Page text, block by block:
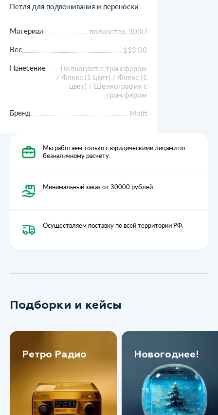
Мы работаем только с юридическими лицами по
безналичному расчету.
Минимальный заказ от 30000 рублей
Осуществляем поставку по всей территории РФ.
Петля для подвешивания и переноски
Материал
полиэстер, 300D
Вес
113.00
Нанесение
Полноцвет с трансфером
/ Флекс (1 цвет) / Флекс (1
цвет) / Шелкография с
трансфером
Бренд
Molti
Подборки и кейсы
Ретро Радио Новогоднее!